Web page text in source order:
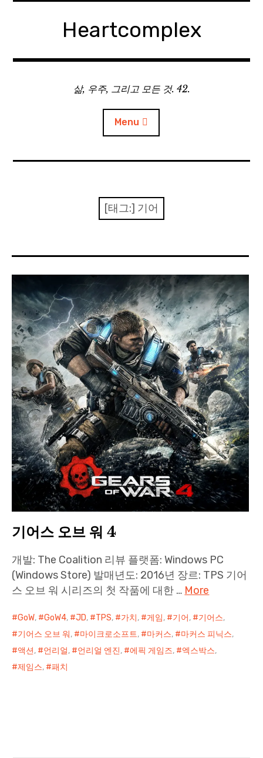
Heartcomplex
삶, 우주, 그리고 모든 것. 42.
Menu
Private Military Manager: Tactical Auto Battler
GOTYS
Paper Star Fighters
Homemade Studio
Blender Training
English
[태그:] 기어
기어스 오브 워 4
개발: The Coalition 리뷰 플랫폼: Windows PC
(Windows Store) 발매년도: 2016년 장르: TPS 기어
스 오브 워 시리즈의 첫 작품에 대한 … More
GoW, GoW4, JD, TPS, 가치, 게임, 기어, 기어스,
기어스 오브 워, 마이크로소프트, 마커스, 마커스 피닉스,
액션, 언리얼, 언리얼 엔진, 에픽 게임즈, 엑스박스,
제임스, 패치